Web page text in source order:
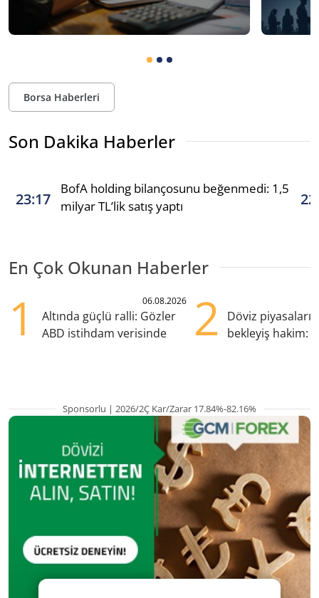
Borsa Haberleri
Son Dakika Haberler
23:17
BofA holding bilançosunu beğenmedi: 1,5
milyar TL’lik satış yaptı
En Çok Okunan Haberler
1 06.08.2026
Altında güçlü ralli: Gözler
ABD istihdam verisinde
2
Döviz
bekleyiş hakim:
Sponsorlu | 2026/2Ç Kar/Zarar 17.84%-82.16%